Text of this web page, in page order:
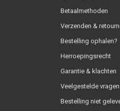
Betaalmethoden
Verzenden &
Bestelling ophalen?
Herroepingsrecht
Garantie & klachten
Veelgestelde vragen
Bestelling niet